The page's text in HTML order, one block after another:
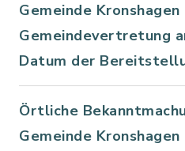
Gemeinde
Gemeindevertretung
Datum der
Örtliche
Gemeinde